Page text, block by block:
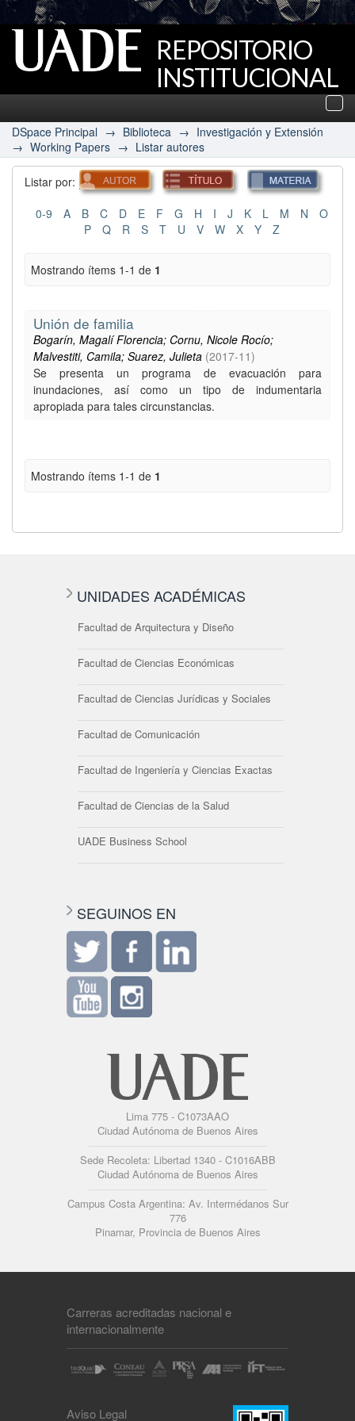
REPOSITORIO
INSTITUCIONAL
UADE
DSpace Principal → Biblioteca → Investigación y Extensión
→ Working Papers → Listar autores
Listar por:
0-9 A B C D E F G H I J K L M N
O
P
Q R S T U V W X Y Z
Mostrando ítems 1-1 de 1
Unión de familia
Bogarín, Magalí Florencia; Cornu, Nicole Rocío;
Malvestiti, Camila; Suarez, Julieta (2017-11)
Se presenta un programa de evacuación para
inundaciones, así como un tipo de indumentaria
apropiada para tales circunstancias.
Mostrando ítems 1-1 de 1
UNIDADES ACADÉMICAS
Facultad de Arquitectura y Diseño
Facultad de Ciencias Económicas
Facultad de Ciencias Jurídicas y Sociales
Facultad de Comunicación
Facultad de Ingeniería y Ciencias Exactas
Facultad de Ciencias de la Salud
UADE Business School
SEGUINOS EN
Lima 775 - C1073AAO
Ciudad Autónoma de Buenos Aires
Sede Recoleta: Libertad 1340 - C1016ABB
Ciudad Autónoma de Buenos Aires
Campus Costa Argentina: Av. Intermédanos Sur
776
Pinamar, Provincia de Buenos Aires
Carreras acreditadas nacional e
internacionalmente
Aviso Legal